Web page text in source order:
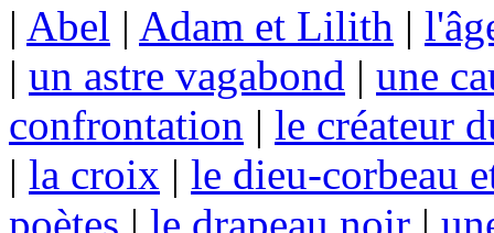
| Abel | Adam et Lilith |
| un astre vagabond | une
confrontation | le créateur
| la croix | le dieu-corbeau
poètes | le drapeau noir |